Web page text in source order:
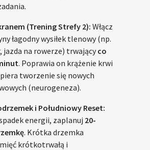
(Trening Strefy 2): Włącz
łagodny wysiłek tlenowy (np.
jazda na rowerze) trwającyco
. Poprawia on krążenie krwi
tworzenie się nowych
(neurogeneza).
i Południowy Reset:
energii, zaplanuj 20-
. Krótka drzemka
krótkotrwałą i